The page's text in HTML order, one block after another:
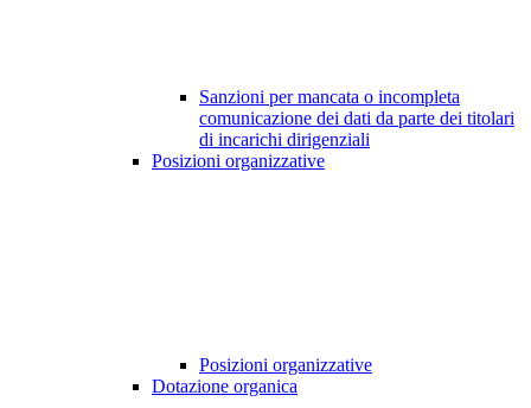
Sanzioni per mancata o incompleta
comunicazione dei dati da parte dei titolari
di incarichi dirigenziali
Posizioni organizzative
Posizioni organizzative
Dotazione organica